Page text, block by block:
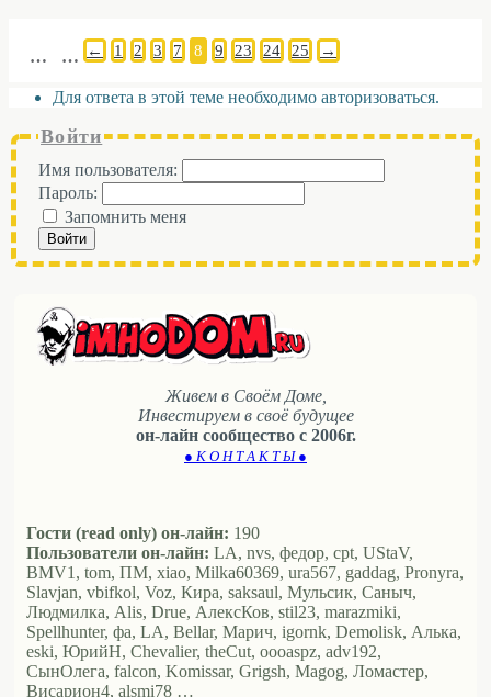
← 1 2 3
… 7 8 9
… 23 24 25 →
Для ответа в этой теме необходимо авторизоваться.
Войти
Имя пользователя:
Пароль:
Запомнить меня
Войти
Живем в Своём Доме,
Инвестируем в своё будущее
он-лайн сообщество с 2006г.
● К О Н Т А К Т Ы ●
Гости (read only) он-лайн: 190
Пользователи он-лайн: LA, nvs, федор, cpt, UStaV,
BMV1, tom, ПМ, xiao, Milka60369, ura567, gaddag, Pronyra,
Slavjan, vbifkol, Voz, Кира, saksaul, Мульсик, Саныч,
Людмилка, Alis, Drue, АлексКов, stil23, marazmiki,
Spellhunter, фа, LA, Bellar, Марич, igornk, Demolisk, Алька,
eski, ЮрийН, Chevalier, theCut, oooaspz, adv192,
СынОлега, falcon, Komissar, Grigsh, Magog, Ломастер,
Висариoн4, alsmi78 …